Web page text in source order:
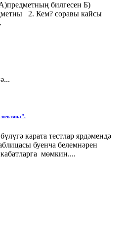
билгесен Б)
2. Кем? соравы кайсы
карата тестлар ярдәмендә
буенча белемнәрен
мөмкин....